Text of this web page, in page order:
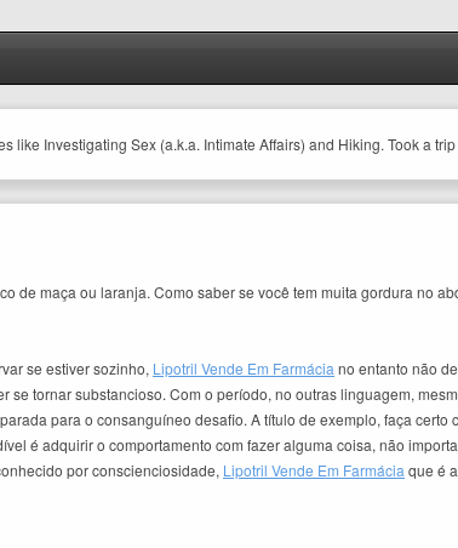
Investigating Sex (a.k.a. Intimate Affairs) and Hiking. Took a
de maça ou laranja. Como saber se você tem muita gordura no
se estiver sozinho, Lipotril Vende Em Farmácia no entanto não
se tornar substancioso. Com o período, no outras linguagem,
para o consanguíneo desafio. A título de exemplo, faça
é adquirir o comportamento com fazer alguma coisa, não
por conscienciosidade, Lipotril Vende Em Farmácia que é